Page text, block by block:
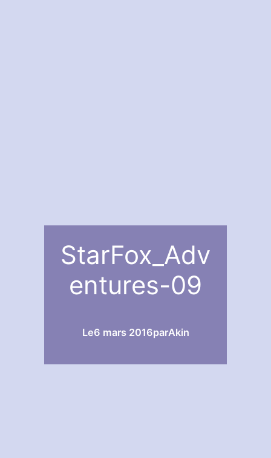
StarFox_Adv
entures-09
Le6 mars 2016parAkin